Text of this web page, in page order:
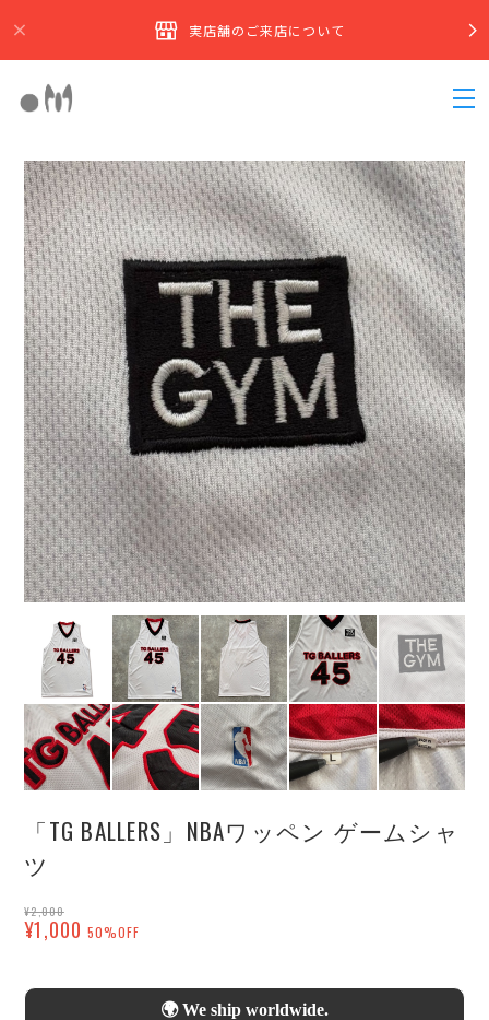
実店舗のご来店について
「TG BALLERS」NBAワッペン ゲームシャ
ツ
¥2,000
¥1,000 50%OFF
🌍 We ship worldwide.